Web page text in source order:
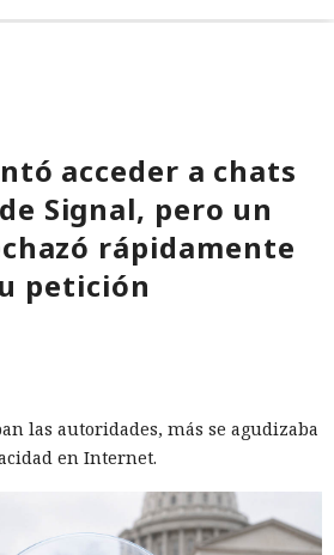
acceder a chats
Signal, pero un
rápidamente
petición
las autoridades, más se agudizaba
en Internet.